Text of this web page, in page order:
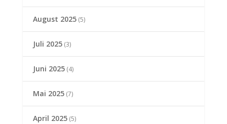
August 2025(5)
Juli 2025(3)
Juni 2025(4)
Mai 2025(7)
April 2025(5)